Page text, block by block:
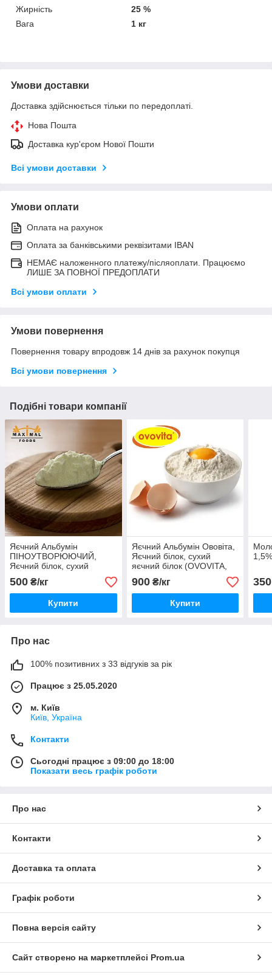
Жирність
25 %
Вага
1 кг
Умови доставки
Доставка здійснюється тільки по передоплаті.
Нова Пошта
Доставка кур'єром Нової Пошти
Всі умови доставки
Умови оплати
Оплата на рахунок
Оплата за банківськими реквізитами IBAN
НЕМАЄ наложенного платежу/післяоплати. Працюємо
ЛИШЕ ЗА ПОВНОЇ ПРЕДОПЛАТИ
Всі умови оплати
Умови повернення
Повернення товару впродовж 14 днів за рахунок покупця
Всі умови повернення
Подібні товари компанії
Яєчний Альбумін
ПІНОУТВОРЮЮЧИЙ,
Яєчний білок, сухий
яєчний білок (Імперово
Фудз, Україна)
500 ₴/кг
Купити
Яєчний Альбумін Ововіта,
Яєчний білок, сухий
яєчний білок (OVOVITA,
Польща)
900₴/кг
Купити
350
Про нас
100% позитивних з 33 відгуків за рік
Працює з 25.05.2020
м. Київ
Київ, Україна
Контакти
Сьогодні працює з 09:00 до 18:00
Показати весь графік роботи
Про нас
Контакти
Доставка та оплата
Графік роботи
Повна версія сайту
Сайт створено на маркетплейсі Prom.ua